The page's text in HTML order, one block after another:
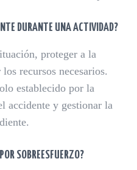
DURANTE UNA ACTIVIDAD?
proteger a la
recursos necesarios.
establecido por la
accidente y gestionar la
SOBREESFUERZO?